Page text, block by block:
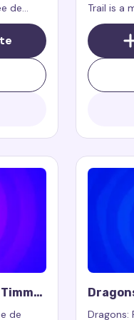
de
une
et
des
la
Trail is a
fun and
little fairy
animated
de
Zeppla
Dragons: